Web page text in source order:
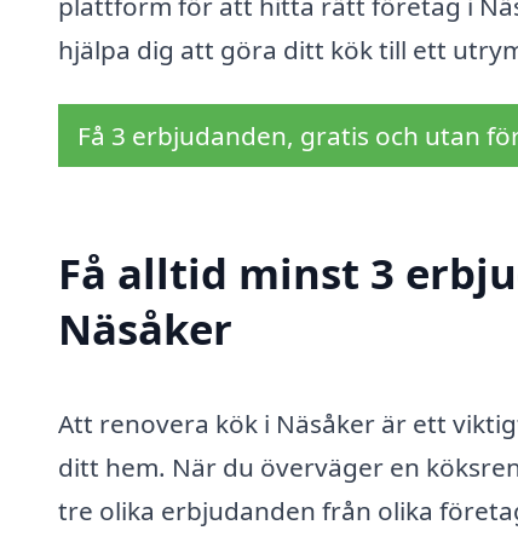
hjälpa dig att göra ditt kök till ett
Få 3 erbjudanden, gratis och utan
Få alltid minst 3
Näsåker
Att renovera kök i Näsåker är ett
ditt hem. När du överväger en
tre olika erbjudanden från olika